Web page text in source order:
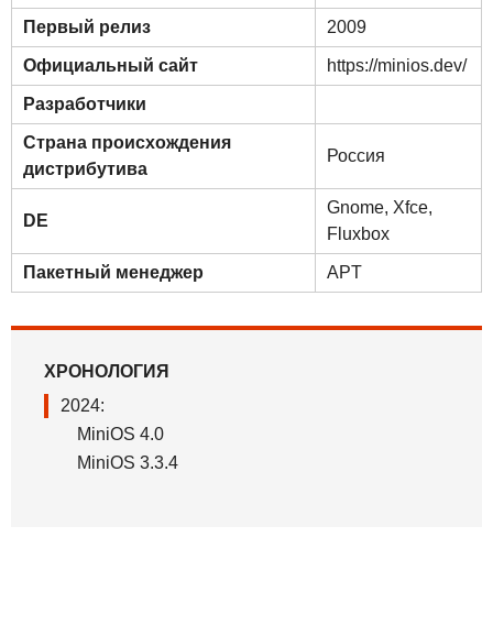
Первый релиз 2009
Официальный сайт https://minios.dev/
Разработчики
Страна происхождения
дистрибутива
Россия
DE
Gnome, Xfce,
Fluxbox
Пакетный менеджер APT
ХРОНОЛОГИЯ
2024:
MiniOS 4.0
MiniOS 3.3.4